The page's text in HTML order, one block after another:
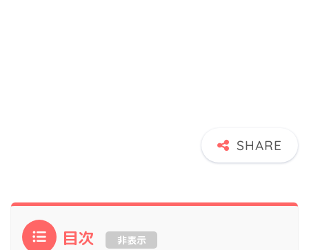
目次 非表示